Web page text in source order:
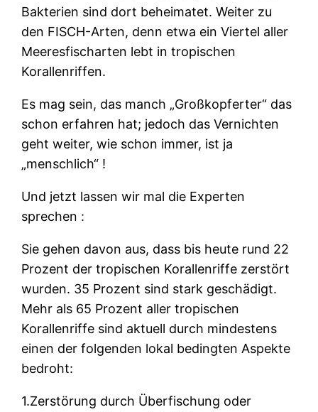
Bakterien sind dort beheimatet. Weiter zu
den FISCH-Arten, denn etwa ein Viertel aller
Meeresfischarten lebt in tropischen
Korallenriffen.
Es mag sein, das manch „Großkopferter“ das
schon erfahren hat; jedoch das Vernichten
geht weiter, wie schon immer, ist ja
„menschlich“ !
Und jetzt lassen wir mal die Experten
sprechen :
Sie gehen davon aus, dass bis heute rund 22
Prozent der tropischen Korallenriffe zerstört
wurden. 35 Prozent sind stark geschädigt.
Mehr als 65 Prozent aller tropischen
Korallenriffe sind aktuell durch mindestens
einen der folgenden lokal bedingten Aspekte
bedroht:
1.Zerstörung durch Überfischung oder